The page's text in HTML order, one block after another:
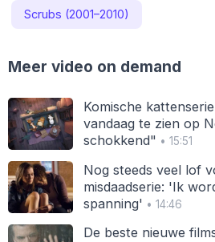
Scrubs (2001–2010)
Meer video on demand
Komische
vandaag te zien op
schokkend" • 15:51
Nog steeds veel lof
misdaadserie: 'Ik
spanning' • 14:46
De beste nieuwe